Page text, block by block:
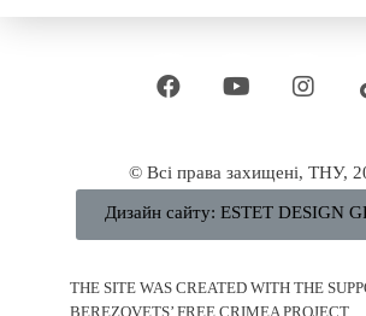
© Всі права захищені, ТНУ,
Дизайн сайту: ESTET DESIGN
THE SITE WAS CREATED WITH THE
BEREZOVETS’ FREE CRIMEA PROJECT